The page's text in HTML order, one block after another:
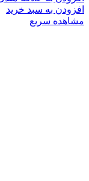
افزودن به سبد خرید
مشاهده سریع